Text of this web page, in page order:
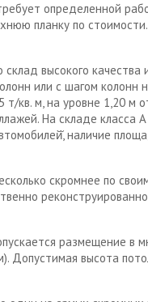
определенной
планку по
склад высокого
или с шагом
т/кв. м, на уровне 1,20 м
На складе
наличие
скромнее по
размещение в
Допустимая высота